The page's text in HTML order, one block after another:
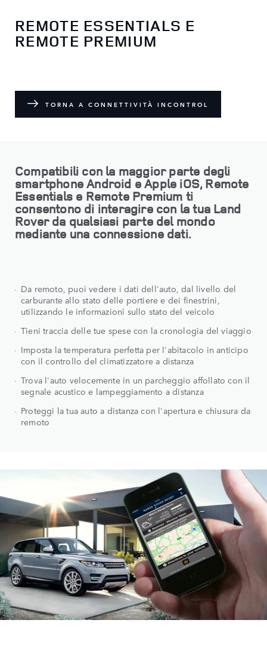
REMOTE ESSENTIALS E
REMOTE PREMIUM
TORNA A CONNETTIVITÀ INCONTROL
Compatibili con la maggior parte degli
smartphone Android e Apple iOS, Remote
Essentials e Remote Premium ti
consentono di interagire con la tua Land
Rover da qualsiasi parte del mondo
mediante una connessione dati.
Da remoto, puoi vedere i dati dell'auto, dal livello del
carburante allo stato delle portiere e dei finestrini,
utilizzando le informazioni sullo stato del veicolo
Tieni traccia delle tue spese con la cronologia del viaggio
Imposta la temperatura perfetta per l'abitacolo in anticipo
con il controllo del climatizzatore a distanza
Trova l'auto velocemente in un parcheggio affollato con il
segnale acustico e lampeggiamento a distanza
Proteggi la tua auto a distanza con l'apertura e chiusura da
remoto